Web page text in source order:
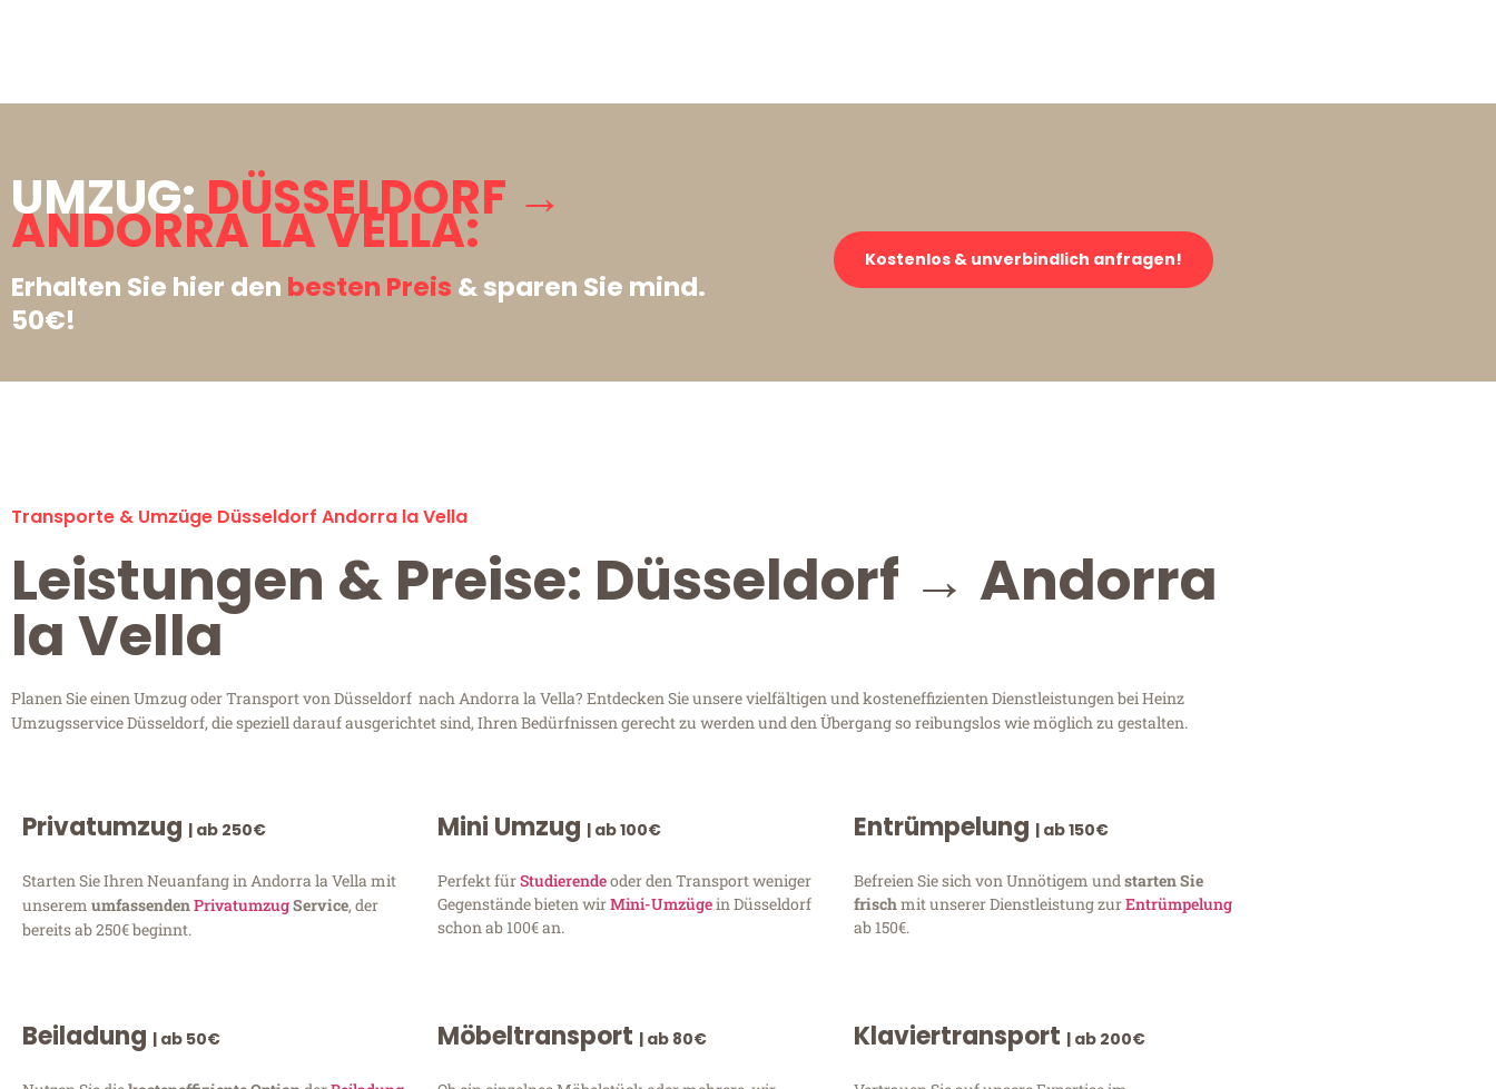
UMZUG:DÜSSELDORF →
ANDORRA LA VELLA:
Erhalten Sie hier den besten Preis & sparen Sie mind.
50€!
Kostenlos & unverbindlich anfragen!
Transporte & Umzüge Düsseldorf Andorra la Vella
Leistungen & Preise: Düsseldorf → Andorra
la Vella
Planen Sie einen Umzug oder Transport von Düsseldorf nach Andorra la Vella? Entdecken Sie unsere vielfältigen und kosteneffizienten Dienstleistungen bei Heinz
Umzugsservice Düsseldorf, die speziell darauf ausgerichtet sind, Ihren Bedürfnissen gerecht zu werden und den Übergang so reibungslos wie möglich zu gestalten.
Privatumzug | ab 250€
Starten Sie Ihren Neuanfang in Andorra la Vella mit
unserem umfassendenPrivatumzugService, der
bereits ab 250€ beginnt.
Mini Umzug | ab 100€
Perfekt fürStudierendeoder den Transport weniger
Gegenstände bieten wirMini-Umzügein Düsseldorf
schon ab 100€ an.
Entrümpelung | ab 150€
Befreien Sie sich von Unnötigem undstarten Sie
frischmit unserer Dienstleistung zurEntrümpelung
ab 150€.
Beiladung | ab 50€ Möbeltransport | ab 80€ Klaviertransport | ab 200€